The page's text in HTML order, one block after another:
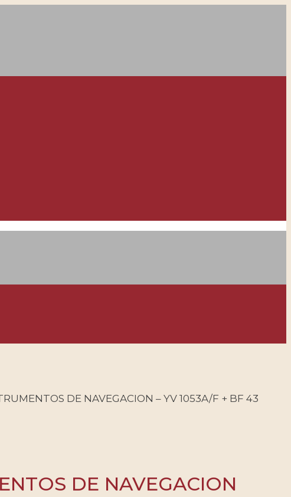
DE NAVEGACION – YV 1053A/F + BF 43
DE NAVEGACION